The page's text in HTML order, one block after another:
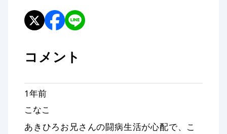
コメント
1年前
こなこ
あきひろお兄さんの闘病生活が心配で、こ